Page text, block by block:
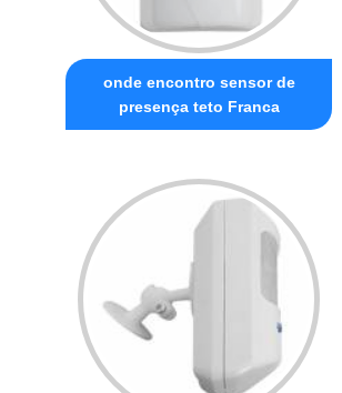
onde encontro sensor de
presença teto Franca